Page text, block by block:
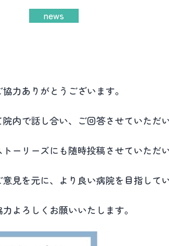
news
力ありがとうございます。
内で話し合い、ご回答させていただ
ーリーズにも随時投稿させていただ
見を元に、より良い病院を目指して
よろしくお願いいたします。